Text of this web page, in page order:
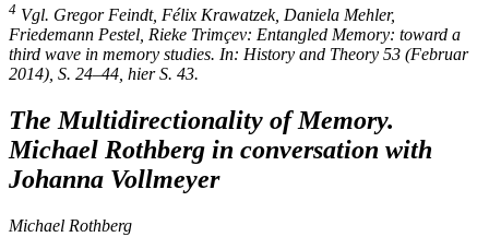
4 Vgl. Gregor Feindt, Félix Krawatzek, Daniela Mehler,
Friedemann Pestel, Rieke Trimçev: Entangled Memory: toward a
third wave in memory studies. In: History and Theory 53 (Februar
2014), S. 24–44, hier S. 43.
The Multidirectionality of Memory.
Michael Rothberg in conversation with
Johanna Vollmeyer
Michael Rothberg